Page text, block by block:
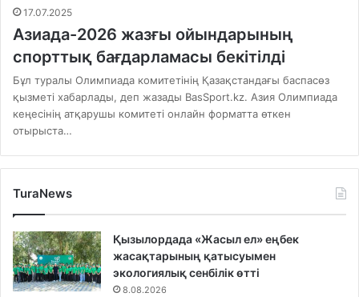
17.07.2025
Азиада-2026 жазғы ойындарының
спорттық бағдарламасы бекітілді
Бұл туралы Олимпиада комитетінің Қазақстандағы баспасөз
қызметі хабарлады, деп жазады BasSport.kz. Азия Олимпиада
кеңесінің атқарушы комитеті онлайн форматта өткен
отырыста…
TuraNews
Қызылордада «Жасыл ел» еңбек
жасақтарының қатысуымен
экологиялық сенбілік өтті
8.08.2026